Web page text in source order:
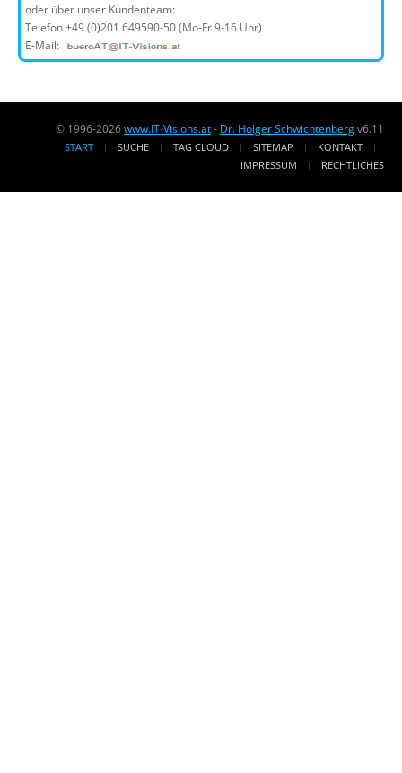
oder über unser Kundenteam:
Telefon+49 (0)201 649590-50(Mo-Fr 9-16 Uhr)
E-Mail:
© 1996-2026www.IT-Visions.at- Dr. Holger Schwichtenbergv6.11
START SUCHE TAG CLOUD SITEMAP
KONTAKT
IMPRESSUM
RECHTLICHES